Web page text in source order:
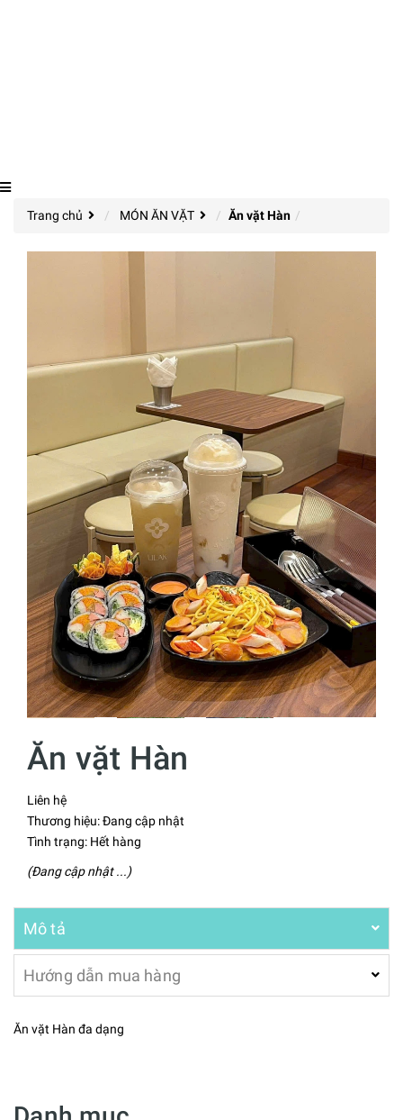
Trang chủ MÓN ĂN VẶT Ăn vặt Hàn
Ăn vặt Hàn
Liên hệ
Thương hiệu:Đang cập nhật
Tình trạng: Hết hàng
(Đang cập nhật ...)
Mô tả
Hướng dẫn mua hàng
Ăn vặt Hàn đa dạng